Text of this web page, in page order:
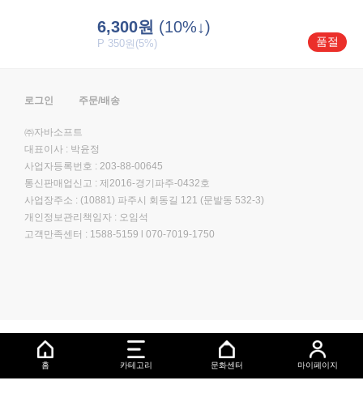
6,300원 (10%↓)
P 350원(5%) 품절
로그인 주문/배송
㈜자바소프트
대표이사 : 박윤정
사업자등록번호 : 203-88-00645
통신판매업신고 : 제2016-경기파주-0432호
사업장주소 : (10881) 파주시 회동길 121 (문발동 532-3)
개인정보관리책임자 : 오임석
고객만족센터 : 1588-5159 070-7019-1750
홈 카테고리 문화센터 마이페이지